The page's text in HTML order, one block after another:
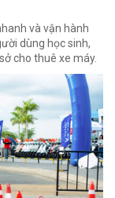
và vận hành
dùng học sinh,
cho thuê xe máy.